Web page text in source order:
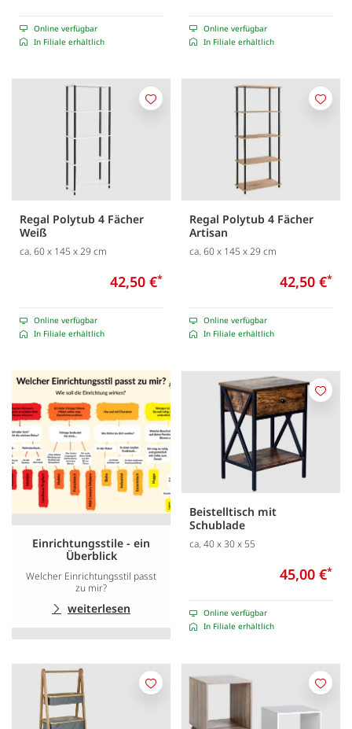
Online verfügbar
In Filiale erhältlich
Online verfügbar
In Filiale erhältlich
Regal Polytub 4 Fächer
Weiß
ca. 60 x 145 x 29 cm
42,50 €*
Online verfügbar
In Filiale erhältlich
Merken
Regal Polytub 4 Fächer
Artisan
ca. 60 x 145 x 29 cm
42,50 €*
Online verfügbar
In Filiale erhältlich
Einrichtungsstile - ein
Überblick
Welcher Einrichtungsstil passt
zu mir?
weiterlesen
Beistelltisch mit
Schublade
ca. 40 x 30 x 55
45,00 €*
Online verfügbar
In Filiale erhältlich
Merken